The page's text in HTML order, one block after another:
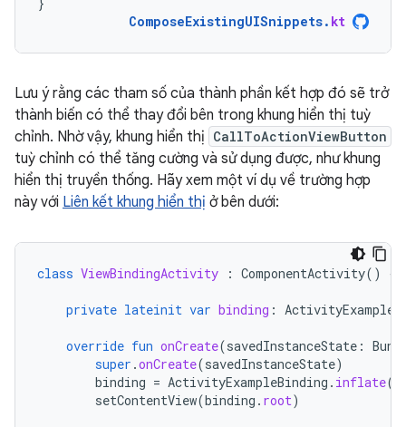
ComposeExistingUISnippets. kt
Lưu ý rằng các tham số của thành phần kết hợp đó sẽ trở
thành biến có thể thay đổi bên trong khung hiển thị tuỳ
chỉnh. Nhờ vậy, khung hiển thị CallToActionViewButton
tuỳ chỉnh có thể tăng cường và sử dụng được, như khung
hiển thị truyền thống. Hãy xem một ví dụ về trường hợp
này với Liên kết khung hiển thị ở bên dưới:
class ViewBindingActivity : ComponentActivity() {
private lateinit var binding :
override fun onCreate(savedInstanceState :
super .onCreate(savedInstanceState)
binding = ActivityExampleBinding . inflate(
setContentView(binding . root)